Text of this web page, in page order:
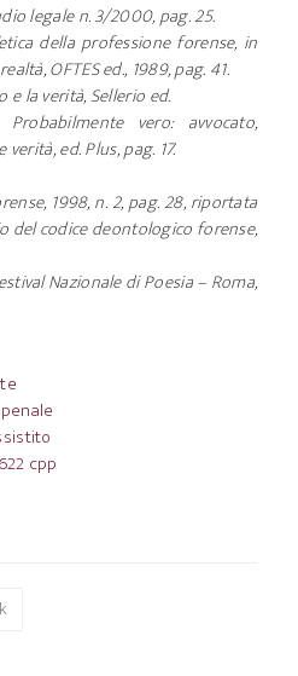
legale n. 3/2000, pag. 25.
della professione forense, in
OFTES ed., 1989, pag. 41.
e la verità, Sellerio ed.
Probabilmente vero: avvocato,
ed. Plus, pag. 17.
1998, n. 2, pag. 28, riportata
del codice deontologico forense,
Nazionale di Poesia – Roma,
cpp